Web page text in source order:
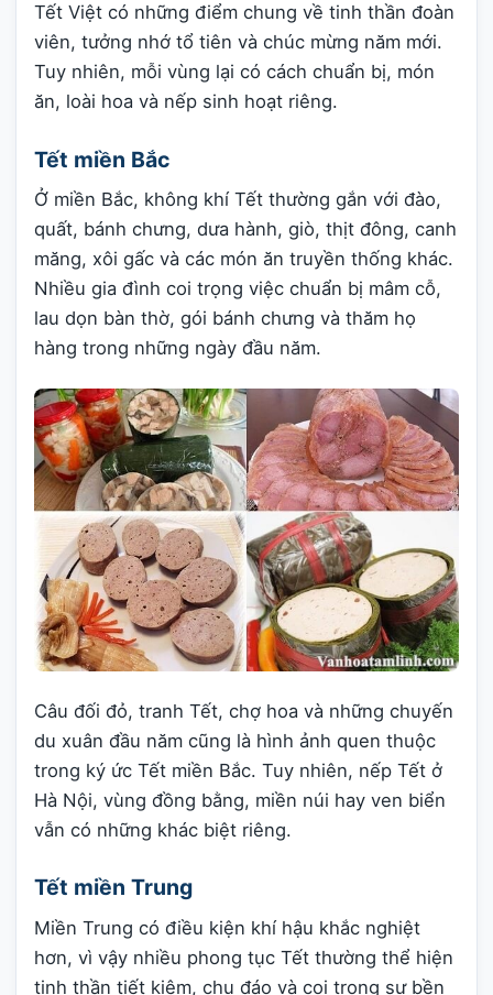
Tết Việt có những điểm chung về tinh thần đoàn
viên, tưởng nhớ tổ tiên và chúc mừng năm mới.
Tuy nhiên, mỗi vùng lại có cách chuẩn bị, món
ăn, loài hoa và nếp sinh hoạt riêng.
Tết miền Bắc
Ở miền Bắc, không khí Tết thường gắn với đào,
quất, bánh chưng, dưa hành, giò, thịt đông, canh
măng, xôi gấc và các món ăn truyền thống khác.
Nhiều gia đình coi trọng việc chuẩn bị mâm cỗ,
lau dọn bàn thờ, gói bánh chưng và thăm họ
hàng trong những ngày đầu năm.
Câu đối đỏ, tranh Tết, chợ hoa và những chuyến
du xuân đầu năm cũng là hình ảnh quen thuộc
trong ký ức Tết miền Bắc. Tuy nhiên, nếp Tết ở
Hà Nội, vùng đồng bằng, miền núi hay ven biển
vẫn có những khác biệt riêng.
Tết miền Trung
Miền Trung có điều kiện khí hậu khắc nghiệt
hơn, vì vậy nhiều phong tục Tết thường thể hiện
tinh thần tiết kiệm, chu đáo và coi trọng sự bền